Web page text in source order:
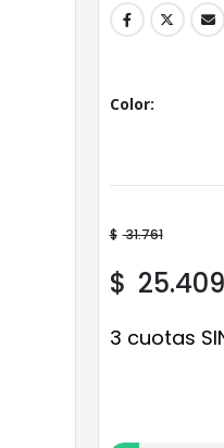
Color
$ 31.761
$ 25.409
3 cuotas